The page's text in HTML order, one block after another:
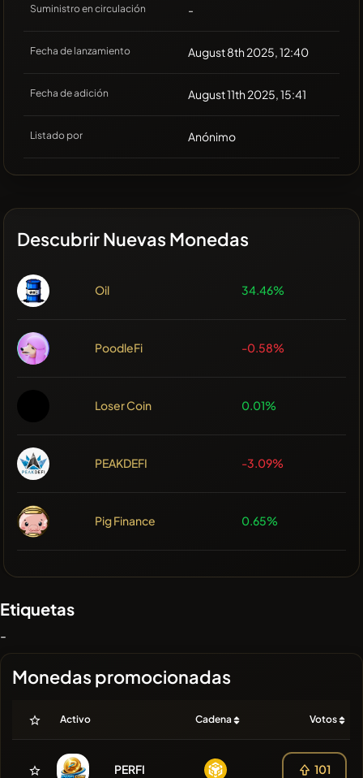
Suministro en circulación -
Fecha de lanzamiento August 8th 2025, 12:40
Fecha de adición August 11th 2025, 15:41
Listado por Anónimo
Descubrir Nuevas Monedas
Oil 34.46%
PoodleFi -0.58%
Loser Coin 0.01%
PEAKDEFI -3.09%
Pig Finance 0.65%
Etiquetas
-
Monedas promocionadas
Activo Cadena Votos
PERFI 101